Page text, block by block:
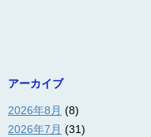
アーカイブ
2026年8月 (8)
2026年7月 (31)